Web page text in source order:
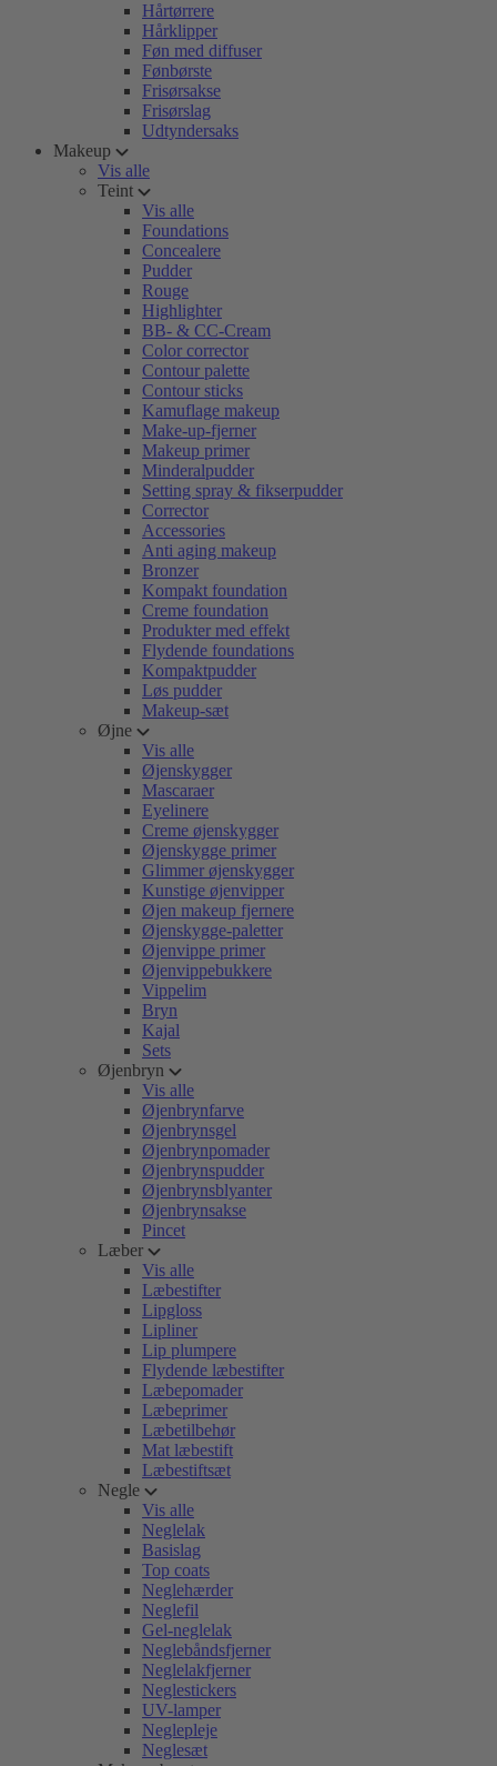
Hårtørrere
Hårklipper
Føn med diffuser
Fønbørste
Frisørsakse
Frisørslag
Udtyndersaks
Makeup
Vis alle
Teint
Vis alle
Foundations
Concealere
Pudder
Rouge
Highlighter
BB- & CC-Cream
Color corrector
Contour palette
Contour sticks
Kamuflage makeup
Make-up-fjerner
Makeup primer
Minderalpudder
Setting spray & fikserpudder
Corrector
Accessories
Anti aging makeup
Bronzer
Kompakt foundation
Creme foundation
Produkter med effekt
Flydende foundations
Kompaktpudder
Løs pudder
Makeup-sæt
Øjne
Vis alle
Øjenskygger
Mascaraer
Eyelinere
Creme øjenskygger
Øjenskygge primer
Glimmer øjenskygger
Kunstige øjenvipper
Øjen makeup fjernere
Øjenskygge-paletter
Øjenvippe primer
Øjenvippebukkere
Vippelim
Bryn
Kajal
Sets
Øjenbryn
Vis alle
Øjenbrynfarve
Øjenbrynsgel
Øjenbrynpomader
Øjenbrynspudder
Øjenbrynsblyanter
Øjenbrynsakse
Pincet
Læber
Vis alle
Læbestifter
Lipgloss
Lipliner
Lip plumpere
Flydende læbestifter
Læbepomader
Læbeprimer
Læbetilbehør
Mat læbestift
Læbestiftsæt
Negle
Vis alle
Neglelak
Basislag
Top coats
Neglehærder
Neglefil
Gel-neglelak
Neglebåndsfjerner
Neglelakfjerner
Neglestickers
UV-lamper
Neglepleje
Neglesæt